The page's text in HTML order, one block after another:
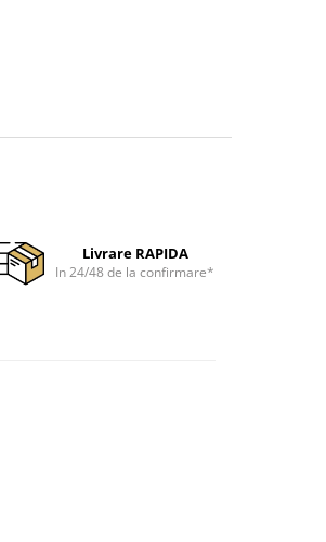
Livrare RAPIDA
In 24/48 de la confirmare*